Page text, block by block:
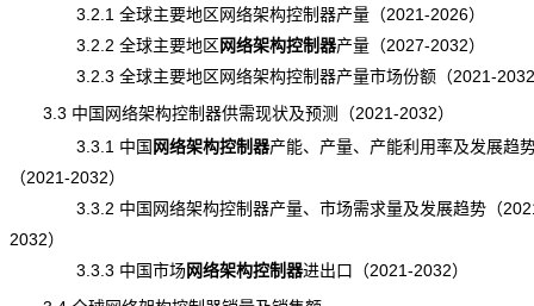
3.2.1 全球主要地区网络架构控制器产量（2021-2026）
3.2.2 全球主要地区网络架构控制器产量（2027-2032）
3.2.3 全球主要地区网络架构控制器产量市场份额（2021-
3.3 中国网络架构控制器供需现状及预测（2021-2032）
3.3.1 中国 网络架构控制器产能、产量、产能利用率及发展趋
（2021-2032）
3.3.2 中国网络架构控制器产量、市场需求量及发展趋势（
2032）
3.3.3 中国市场网络架构控制器进出口 （2021-2032）